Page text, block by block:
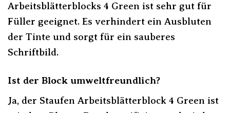
Arbeitsblätterblocks 4 Green ist sehr gut für
Füller geeignet. Es verhindert ein Ausbluten
der Tinte und sorgt für ein sauberes
Schriftbild.
Ist der Block umweltfreundlich?
Ja, der Staufen Arbeitsblätterblock 4 Green ist